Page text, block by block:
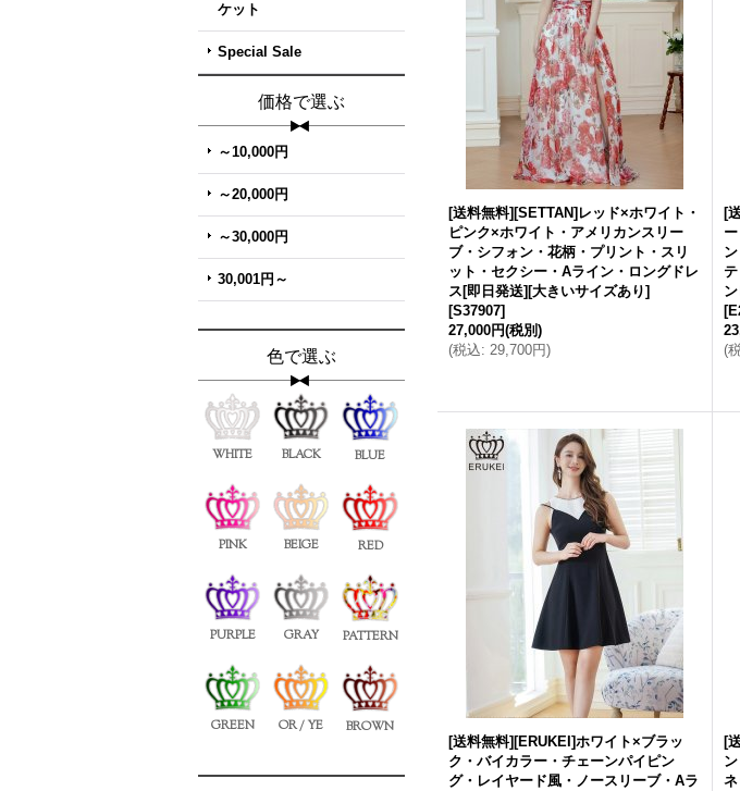
ケット
Special Sale
価格で選ぶ
～10,000円
～20,000円
～30,000円
30,001円～
色で選ぶ
WHITE BLACK BLUE
PINK BEIGE RED
PURPLE GRAY PATTERN
GREEN OR / YE BROWN
[送料無料][SETTAN]レッド×ホワイト・
ピンク×ホワイト・アメリカンスリー
ブ・シフォン・花柄・プリント・スリ
ット・セクシー・Aライン・ロングドレ
ス[即日発送][大きいサイズあり]
[S37907]
27,000円(税別)
(税込: 29,700円)
[
[
(
[送料無料][ERUKEI]ホワイト×ブラッ
ク・バイカラー・チェーンパイピン
グ・レイヤード風・ノースリーブ・Aラ
[